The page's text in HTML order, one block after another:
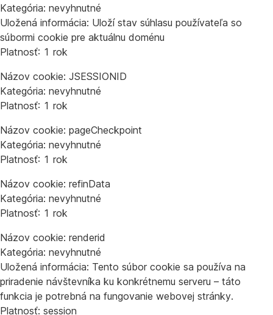
Kategória: nevyhnutné
Uložená informácia: Uloží stav súhlasu používateľa so
súbormi cookie pre aktuálnu doménu
Platnosť: 1 rok
Názov cookie: JSESSIONID
Kategória: nevyhnutné
Platnosť: 1 rok
Názov cookie: pageCheckpoint
Kategória: nevyhnutné
Platnosť: 1 rok
Názov cookie: refinData
Kategória: nevyhnutné
Platnosť: 1 rok
Názov cookie: renderid
Kategória: nevyhnutné
Uložená informácia: Tento súbor cookie sa používa na
priradenie návštevníka ku konkrétnemu serveru – táto
funkcia je potrebná na fungovanie webovej stránky.
Platnosť: session